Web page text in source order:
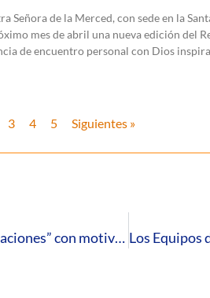
Señora de la Merced, con sede en la
mes de abril una nueva edición del
de encuentro personal con Dios
3 4 5 Siguientes »
El Seminario Diocesano acoge un “Laudato por las Vocaciones” con motivo del Día del Seminario